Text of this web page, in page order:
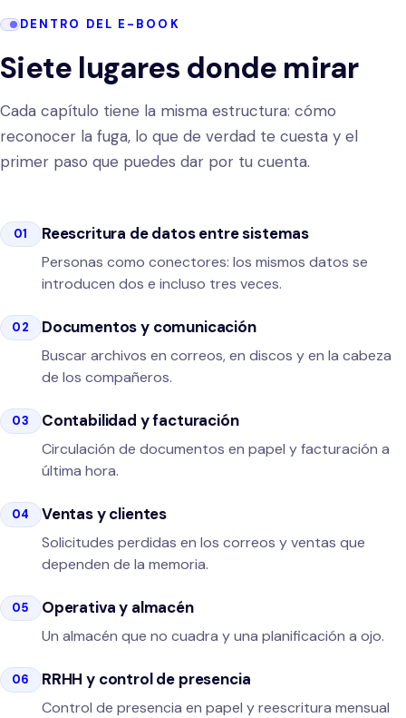
DENTRO DEL E-BOOK
Siete lugares donde mirar
Cada capítulo tiene la misma estructura: cómo
reconocer la fuga, lo que de verdad te cuesta y el
primer paso que puedes dar por tu cuenta.
01 Reescritura de datos entre sistemas
Personas como conectores: los mismos datos se
introducen dos e incluso tres veces.
02 Documentos y comunicación
Buscar archivos en correos, en discos y en la cabeza
de los compañeros.
03 Contabilidad y facturación
Circulación de documentos en papel y facturación a
última hora.
04 Ventas y clientes
Solicitudes perdidas en los correos y ventas que
dependen de la memoria.
05 Operativa y almacén
Un almacén que no cuadra y una planificación a ojo.
06 RRHH y control de presencia
Control de presencia en papel y reescritura mensual